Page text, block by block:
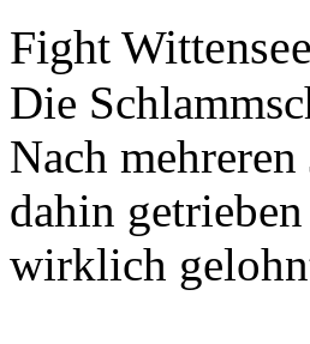
Fight
Die
Nach
dahin
wirklich